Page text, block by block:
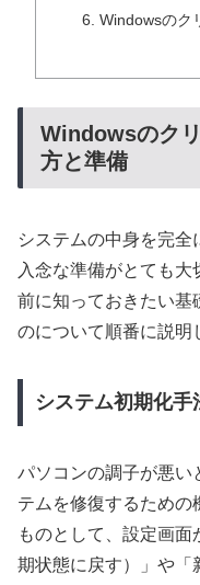
Windowsのク
Windowsのク
方と準備
システムの中身を完
入念な準備がとても
前に知っておきたい基
のについて順番に説明
システム初期化手
パソコンの調子が悪い
テムを修復するための
ものとして、設定画
期状態に戻す）」や「